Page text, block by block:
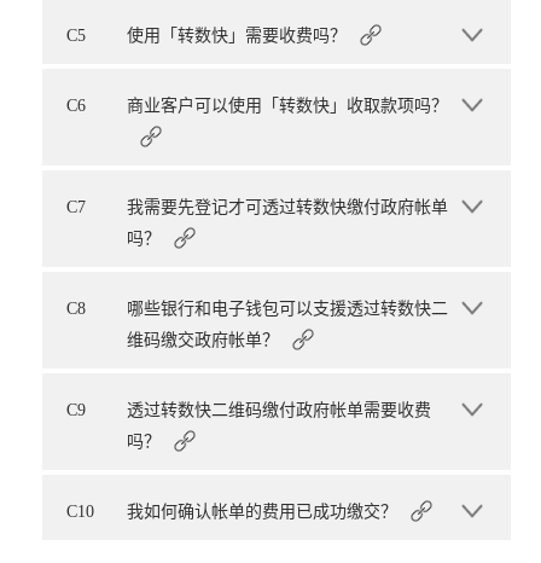
C5 使用「转数快」需要收费吗？
C6 商业客户可以使用「转数快」收取款项吗？
C7
我需要先登记才可透过转数快缴付政府帐单
吗？
C8
哪些银行和电子钱包可以支援透过转数快二
维码缴交政府帐单？
C9
透过转数快二维码缴付政府帐单需要收费
吗？
C10 我如何确认帐单的费用已成功缴交？